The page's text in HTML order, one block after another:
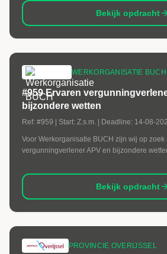
Bekijk opdracht
WERKORGANISATIE BUCH
#959 Ervaren
bijzondere wetten
Ref: #959 | Start: Z.s.m. | Deadline: 14-08-
Voor Werkorganisatie BUCH zijn wij op zoek
vergunningverlener APV en bijzondere
Bekijk opdracht
PROVINCIE OVERIJSSEL